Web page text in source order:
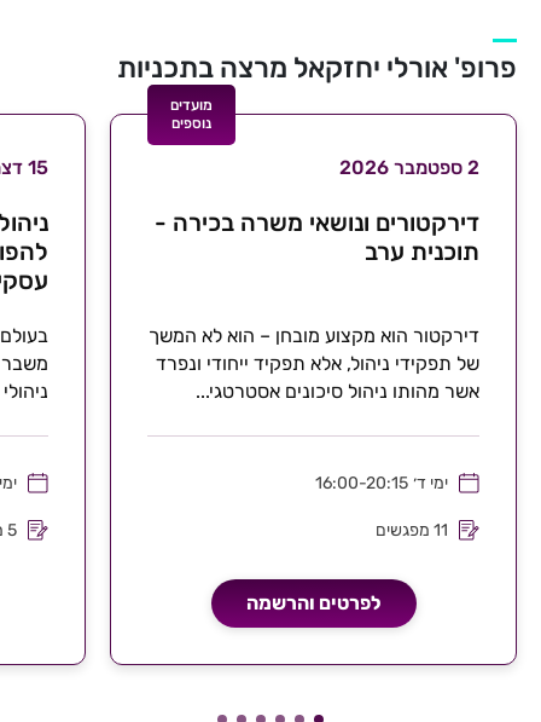
פרופ' אורלי יחזקאל מרצה בתכניות
מועדים
נוספים
2 ספטמבר 2026
דירקטורים ונושאי משרה בכירה -
תוכנית ערב
דירקטור הוא מקצוע מובחן – הוא לא המשך
של תפקידי ניהול, אלא תפקיד ייחודי ונפרד
אשר מהותו ניהול סיכונים אסטרטגי...
ימי ד׳ 16:00-20:15
11 מפגשים
לפרטים והרשמה
15 דצמבר 2026
משבר
5 מפגשים